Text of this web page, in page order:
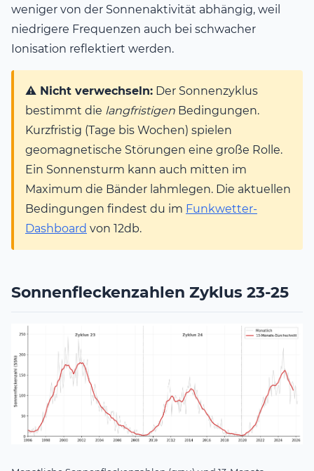
weniger von der Sonnenaktivität abhängig, weil
niedrigere Frequenzen auch bei schwacher
Ionisation reflektiert werden.
⚠️ Nicht verwechseln: Der Sonnenzyklus
bestimmt die langfristigen Bedingungen.
Kurzfristig (Tage bis Wochen) spielen
geomagnetische Störungen eine große Rolle.
Ein Sonnensturm kann auch mitten im
Maximum die Bänder lahmlegen. Die aktuellen
Bedingungen findest du im Funkwetter-
Dashboard von 12db.
Sonnenfleckenzahlen Zyklus 23-25